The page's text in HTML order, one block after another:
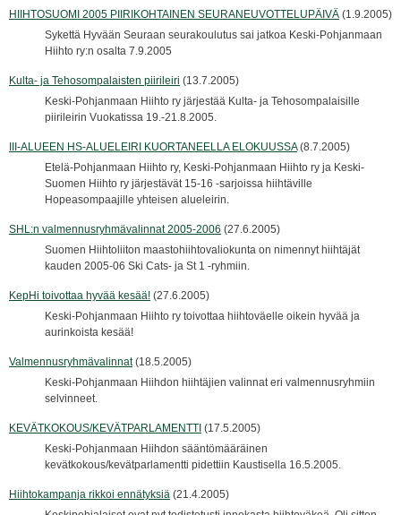
HIIHTOSUOMI 2005 PIIRIKOHTAINEN SEURANEUVOTTELUPÄIVÄ (1.9.2005)
Sykettä Hyvään Seuraan seurakoulutus sai jatkoa Keski-Pohjanmaan
Hiihto ry:n osalta 7.9.2005
Kulta- ja Tehosompalaisten piirileiri (13.7.2005)
Keski-Pohjanmaan Hiihto ry järjestää Kulta- ja Tehosompalaisille
piirileirin Vuokatissa 19.-21.8.2005.
III-ALUEEN HS-ALUELEIRI KUORTANEELLA ELOKUUSSA (8.7.2005)
Etelä-Pohjanmaan Hiihto ry, Keski-Pohjanmaan Hiihto ry ja Keski-
Suomen Hiihto ry järjestävät 15-16 -sarjoissa hiihtäville
Hopeasompaajille yhteisen alueleirin.
SHL:n valmennusryhmävalinnat 2005-2006 (27.6.2005)
Suomen Hiihtoliiton maastohiihtovaliokunta on nimennyt hiihtäjät
kauden 2005-06 Ski Cats- ja St 1 -ryhmiin.
KepHi toivottaa hyvää kesää! (27.6.2005)
Keski-Pohjanmaan Hiihto ry toivottaa hiihtoväelle oikein hyvää ja
aurinkoista kesää!
Valmennusryhmävalinnat (18.5.2005)
Keski-Pohjanmaan Hiihdon hiihtäjien valinnat eri valmennusryhmiin
selvinneet.
KEVÄTKOKOUS/KEVÄTPARLAMENTTI (17.5.2005)
Keski-Pohjanmaan Hiihdon sääntömääräinen
kevätkokous/kevätparlamentti pidettiin Kaustisella 16.5.2005.
Hiihtokampanja rikkoi ennätyksiä (21.4.2005)